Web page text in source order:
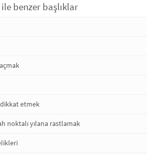
ile benzer başlıklar
etmek
noktalı yılana rastlamak